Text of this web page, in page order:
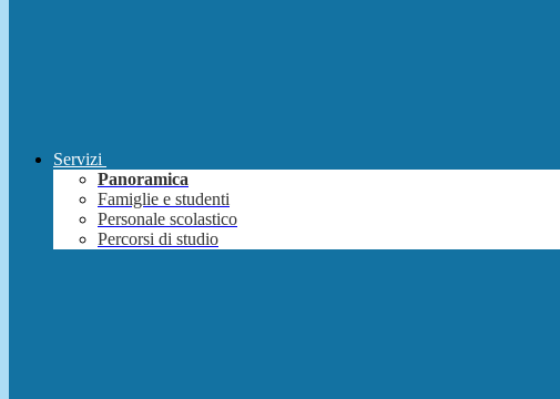
Servizi
Panoramica
Famiglie e studenti
Personale scolastico
Percorsi di studio